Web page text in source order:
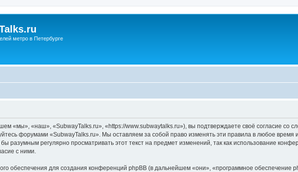
метро в Петербурге
«мы», «наш», «SubwayTalks.ru», «https://www.subwaytalks.ru»), вы подтверждаете своё согласие со
форумами «SubwayTalks.ru». Мы оставляем за собой право изменять эти правила в любое время
разумным регулярно просматривать этот текст на предмет изменений, так как использование
с ними.
обеспечения для создания конференций phpBB (в дальнейшем «они», «программное обеспечение